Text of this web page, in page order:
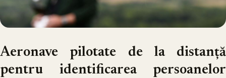
Aeronave pilotate de la distanță
pentru identificarea persoanelor